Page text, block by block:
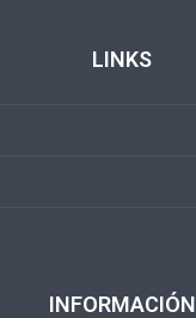
LINKS
INFORMACIÓN